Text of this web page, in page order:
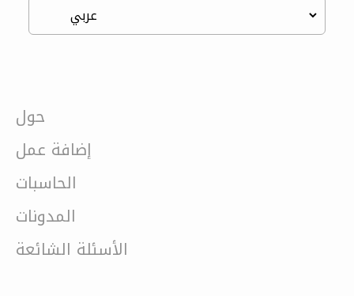
حول
إضافة عمل
الحاسبات
المدونات
الأسئلة الشائعة